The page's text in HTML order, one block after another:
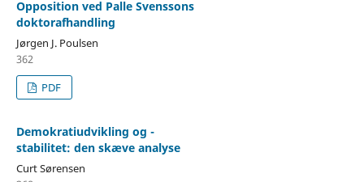
Opposition ved Palle Svenssons
doktorafhandling
Jørgen J. Poulsen
362
PDF
Demokratiudvikling og -
stabilitet: den skæve analyse
Curt Sørensen